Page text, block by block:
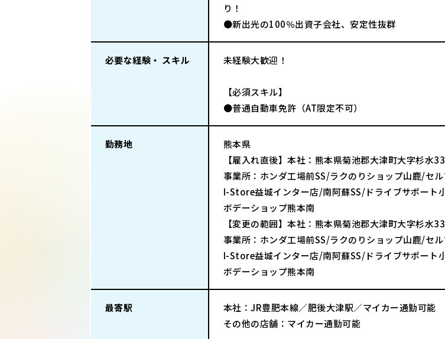
り！
●新出光の100％出資子会社、安定性抜群
必要な経験・ スキル 未経験大歓迎！
【必須スキル】
●普通自動車免許（AT限定不可）
勤務地
熊本県
【雇入れ直後】本社：熊本県菊池郡大津町大字杉水
事業所：ホンダ工場前SS/ラクのりショップ山鹿/セ
I-Store益城インター店/南阿蘇SS/ドライブサポート
ボデーショップ熊本南
【変更の範囲】本社：熊本県菊池郡大津町大字杉水
事業所：ホンダ工場前SS/ラクのりショップ山鹿/セ
I-Store益城インター店/南阿蘇SS/ドライブサポート
ボデーショップ熊本南
最寄駅
本社：JR豊肥本線／肥後大津駅／マイカー通勤可能
その他の店舗：マイカー通勤可能